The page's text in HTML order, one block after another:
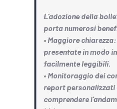
L’adozione della
porta numerosi
• Maggiore
presentate in modo
facilmente leggibili.
• Monitoraggio dei
report personalizzati
comprendere